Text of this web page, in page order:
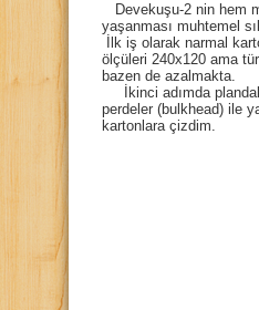
Devekuşu-2 nin hem
yaşanması muhtemel
İlk iş olarak narmal
ölçüleri 240x120 ama
bazen de azalmakta.
İkinci adımda
perdeler (bulkhead) ile
kartonlara çizdim.